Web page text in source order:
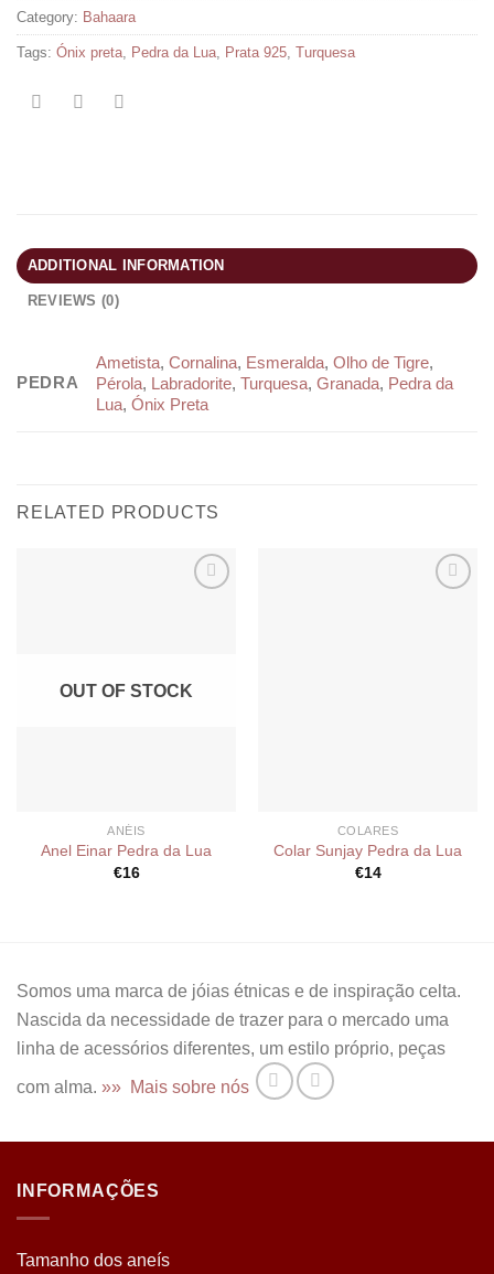
Category: Bahaara
Tags: Ónix preta, Pedra da Lua, Prata 925, Turquesa
ADDITIONAL INFORMATION
REVIEWS (0)
PEDRA
Ametista,Cornalina, Esmeralda,Olho de Tigre,
Pérola, Labradorite,Turquesa,Granada, Pedra da
Lua,Ónix Preta
RELATED PRODUCTS
OUT OF STOCK
ANÉIS
Anel Einar Pedra da Lua
€16
COLARES
Colar Sunjay Pedra da Lua
€14
Somos uma marca de jóias étnicas e de inspiração celta.
Nascida da necessidade de trazer para o mercado uma
linha de acessórios diferentes, um estilo próprio, peças
com alma. »» Mais sobre nós
INFORMAÇÕES
Tamanho dos aneís